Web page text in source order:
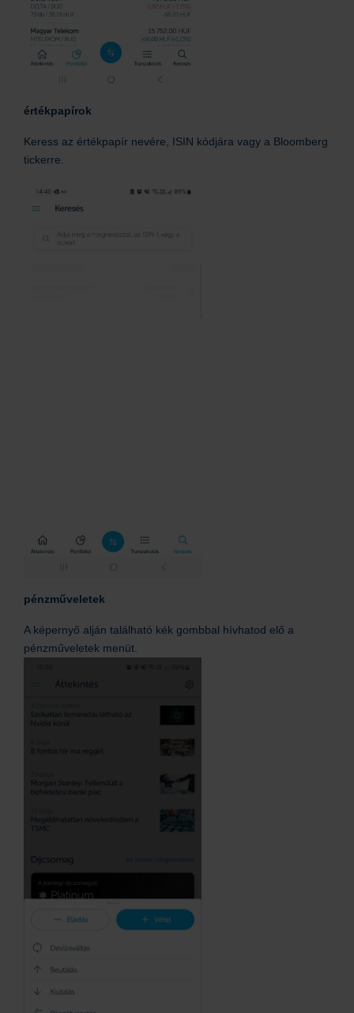
értékpapírok
Keress az értékpapír nevére, ISIN kódjára vagy a Bloomberg
tickerre.
pénzműveletek
A képernyő alján található kék gombbal hívhatod elő a
pénzműveletek menüt.